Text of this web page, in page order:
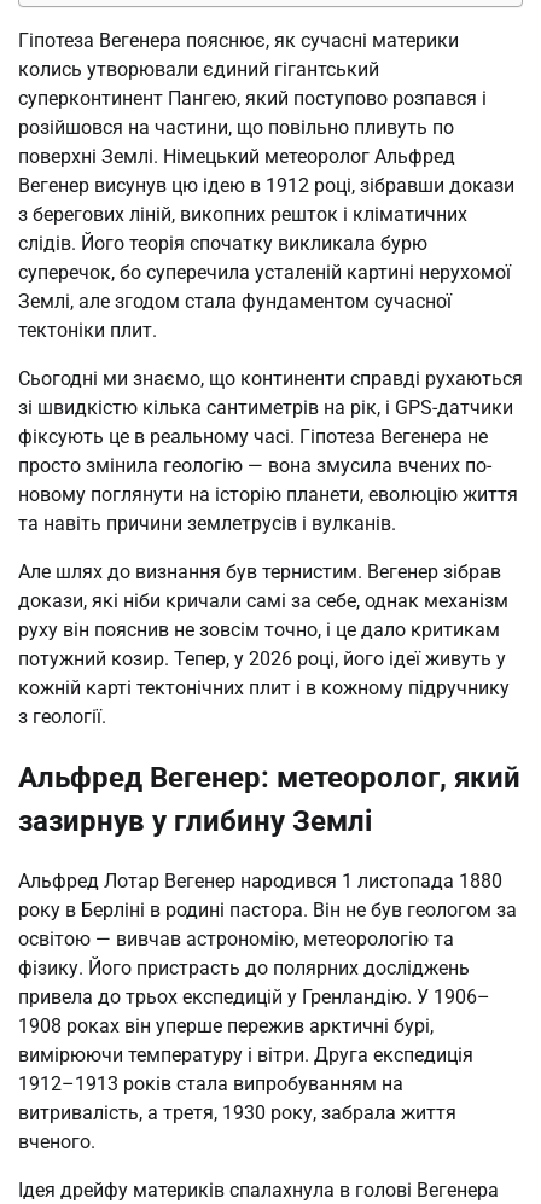
Гіпотеза Вегенера пояснює, як сучасні материки
колись утворювали єдиний гігантський
суперконтинент Пангею, який поступово розпався і
розійшовся на частини, що повільно пливуть по
поверхні Землі. Німецький метеоролог Альфред
Вегенер висунув цю ідею в 1912 році, зібравши докази
з берегових ліній, викопних решток і кліматичних
слідів. Його теорія спочатку викликала бурю
суперечок, бо суперечила усталеній картині нерухомої
Землі, але згодом стала фундаментом сучасної
тектоніки плит.
Сьогодні ми знаємо, що континенти справді рухаються
зі швидкістю кілька сантиметрів на рік, і GPS-датчики
фіксують це в реальному часі. Гіпотеза Вегенера не
просто змінила геологію — вона змусила вчених по-
новому поглянути на історію планети, еволюцію життя
та навіть причини землетрусів і вулканів.
Але шлях до визнання був тернистим. Вегенер зібрав
докази, які ніби кричали самі за себе, однак механізм
руху він пояснив не зовсім точно, і це дало критикам
потужний козир. Тепер, у 2026 році, його ідеї живуть у
кожній карті тектонічних плит і в кожному підручнику
з геології.
Альфред Вегенер: метеоролог, який
зазирнув у глибину Землі
Альфред Лотар Вегенер народився 1 листопада 1880
року в Берліні в родині пастора. Він не був геологом за
освітою — вивчав астрономію, метеорологію та
фізику. Його пристрасть до полярних досліджень
привела до трьох експедицій у Гренландію. У 1906–
1908 роках він уперше пережив арктичні бурі,
вимірюючи температуру і вітри. Друга експедиція
1912–1913 років стала випробуванням на
витривалість, а третя, 1930 року, забрала життя
вченого.
Ідея дрейфу материків спалахнула в голові Вегенера